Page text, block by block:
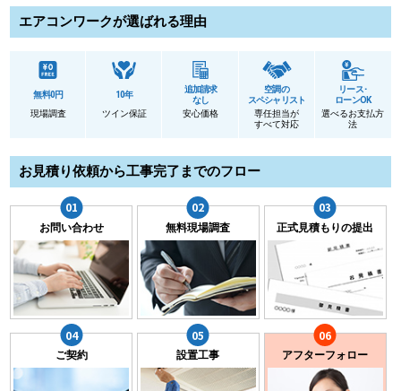
エアコンワークが選ばれる理由
無料0円
現場調査
10年
ツイン保証
追加請求
なし
安心価格
空調の
スペシャリスト
専任担当が
すべて対応
リース･
ローンOK
選べるお支払方
法
お見積り依頼から工事完了までのフロー
お問い合わせ 無料現場調査 正式見積もりの提出
ご契約 設置工事 アフターフォロー